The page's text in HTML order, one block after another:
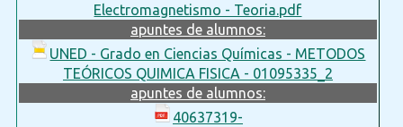
Electromagnetismo - Teoria.pdf
apuntes de alumnos:
UNED - Grado en Ciencias Químicas - METODOS
TEÓRICOS QUIMICA FISICA - 01095335_2
apuntes de alumnos:
40637319-